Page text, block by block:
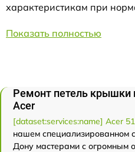
характеристикам при
Показать полностью
Ремонт петель крышки
Acer
[dataset:services:name] Acer
нашем специализированном
Дону мастерами с огромным